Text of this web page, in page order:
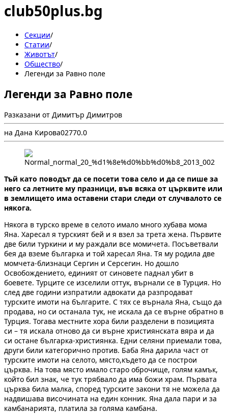
club50plus.bg
Секции/
Статии/
Животът/
Общество/
Легенди за Равно поле
Легенди за Равно поле
Разказани от Димитър Димитров
на Дана Кирова02770.0
Тъй като поводът да се посети това село и да се пише за
него са летните му празници, във всяка от църквите или
в землището има оставени стари следи от случвалото се
някога.
Някога в турско време в селото имало много хубава мома
Яна. Харесал я турският бей и я взел за трета жена. Първите
две били туркини и му раждали все момичета. Посъветвали
бея да вземе българка и той харесал Яна. Тя му родила две
момчета-близнаци Сергин и Серсегин. Но дошло
Освобождението, единият от синовете паднал убит в
боевете. Турците се изселили оттук, върнали се в Турция. Но
след две години изпратили адвокати да разпродават
турските имоти на българите. С тях се върнала Яна, също да
продава, но си останала тук, не искала да се върне обратно в
Турция. Тогава местните хора били разделени в позицията
си – тя искала отново да си върне християнската вяра и да
си остане българка-християнка. Едни селяни приемали това,
други били категорично против. Баба Яна дарила част от
турските имоти на селото, място,където да се построи
църква. На това място имало старо оброчище, голям камък,
който бил знак, че тук трябвало да има божи храм. Първата
църква била малка, според турските закони тя не можела да
надвишава височината на един конник. Яна дала пари и за
камбанарията, платила за голяма камбана.